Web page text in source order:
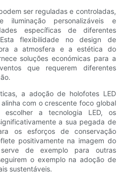
ser reguladas e controladas,
iluminação personalizáveis ​​e
específicas de diferentes
flexibilidade no design de
a atmosfera e a estética do
soluções económicas para a
que requerem diferentes
a adoção de holofotes LED
com o crescente foco global
escolher a tecnologia LED, os
a sua pegada de
os esforços de conservação
positivamente na imagem do
de exemplo para outras
o exemplo na adoção de
sustentáveis.